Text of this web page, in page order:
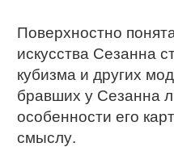
Поверхностно
искусства Сезанна
кубизма и других
бравших у Сезанна
особенности его
смыслу.